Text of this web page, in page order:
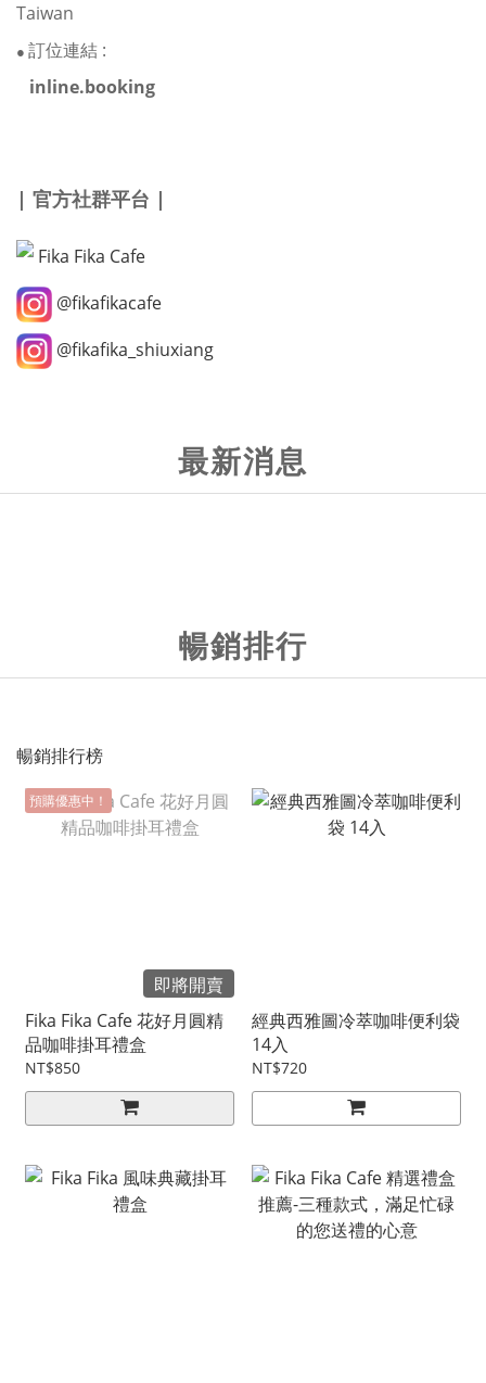
Taiwan
● 訂位連結 :
inline.booking
| 官方社群平台 |
Fika Fika Cafe
@fikafikacafe
@fikafika_shiuxiang
最新消息
暢銷排行
暢銷排行榜
預購優惠中！
即將開賣
Fika Fika Cafe 花好月圓精
品咖啡掛耳禮盒
NT$850
經典西雅圖冷萃咖啡便利袋
14入
NT$720